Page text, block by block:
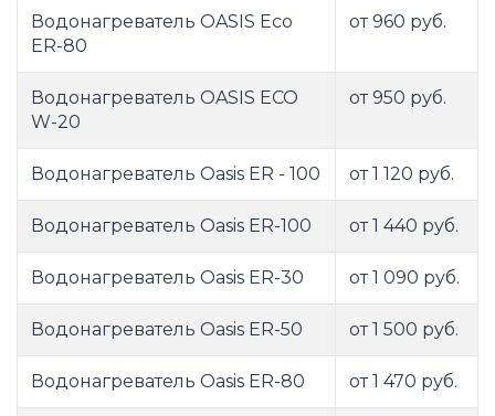
Водонагреватель OASIS Eco
ER-80
от 960 руб.
Водонагреватель OASIS ECO
W-20
от 950 руб.
Водонагреватель Oasis ER - 100 от 1 120 руб.
Водонагреватель Oasis ER-100 от 1 440 руб.
Водонагреватель Oasis ER-30 от 1 090 руб.
Водонагреватель Oasis ER-50 от 1 500 руб.
Водонагреватель Oasis ER-80 от 1 470 руб.